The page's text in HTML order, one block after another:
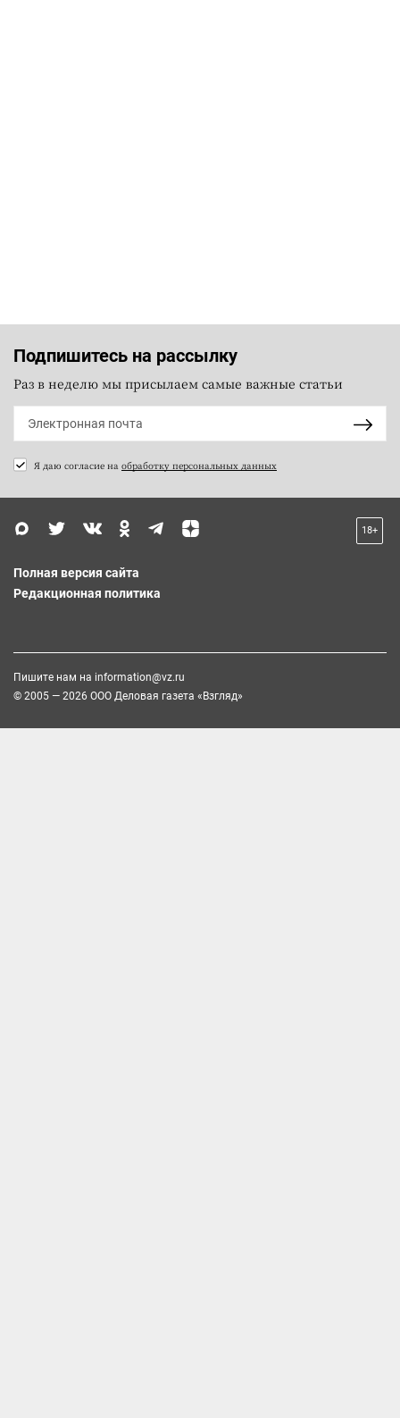
Подпишитесь на рассылку
Раз в неделю мы присылаем самые важные статьи
Я даю согласие на обработку персональных данных
18+
Полная версия сайта
Редакционная политика
Пишите нам на information@vz.ru
© 2005 — 2026 ООО Деловая газета «Взгляд»